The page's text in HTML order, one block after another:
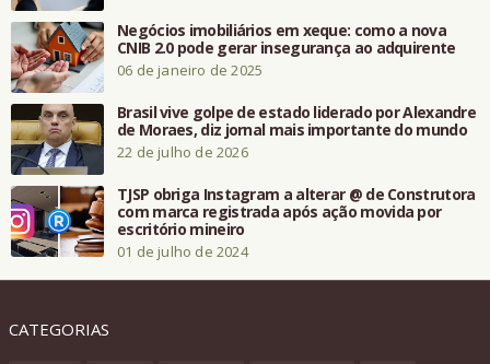
Negócios imobiliários em xeque: como a nova
CNIB 2.0 pode gerar insegurança ao adquirente
06 de janeiro de 2025
Brasil vive golpe de estado liderado por Alexandre
de Moraes, diz jornal mais importante do mundo
22 de julho de 2026
TJSP obriga Instagram a alterar @ de Construtora
com marca registrada após ação movida por
escritório mineiro
01 de julho de 2024
CATEGORIAS